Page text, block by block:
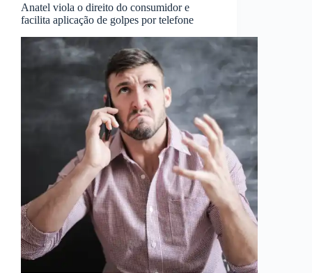
Anatel viola o direito do consumidor e
facilita aplicação de golpes por telefone